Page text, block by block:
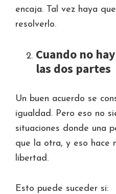
encaja. Tal vez haya
resolverlo.
Cuando no
las dos partes
Un buen acuerdo se
igualdad. Pero eso no
situaciones donde una
que la otra, y eso hace
libertad.
Esto puede suceder si: